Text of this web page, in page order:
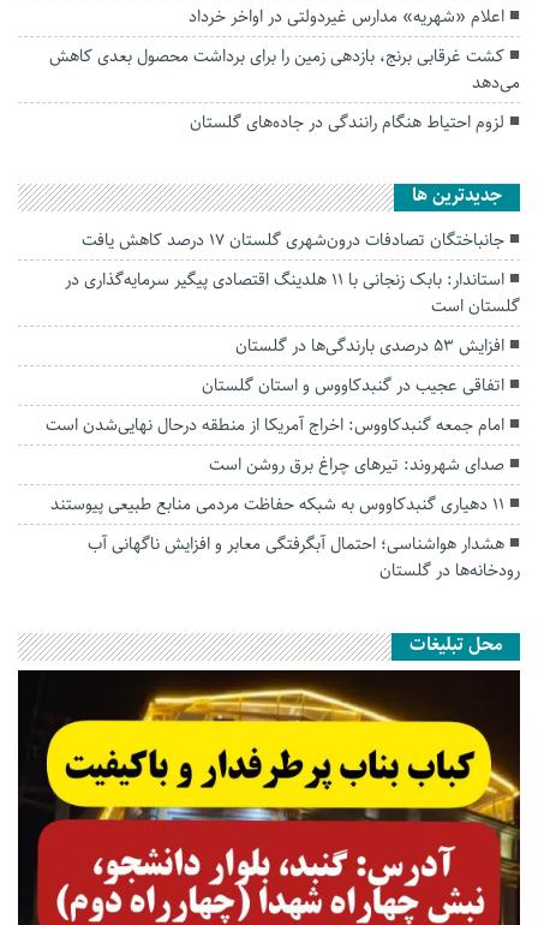
اعلام «شهریه» مدارس غیردولتی در اواخر خرداد
کشت غرقابی برنج، بازدهی زمین را برای برداشت محصول بعدی کاهش
می‌دهد
لزوم احتیاط هنگام رانندگی در جاده‌های گلستان
جديدترين ها
جانباختگان تصادفات درون‌شهری گلستان ۱۷ درصد کاهش یافت
استاندار: بابک زنجانی با ۱۱ هلدینگ اقتصادی پیگیر سرمایه‌گذاری در
گلستان است
افزایش ۵۳ درصدی بارندگی‌ها در گلستان
اتفاقی عجیب در‌ گنبدکاووس و استان گلستان
امام جمعه گنبدکاووس: اخراج آمریکا از منطقه درحال نهایی‌شدن است
صدای شهروند: تیرهای چراغ برق روشن است
۱۱ دهیاری گنبدکاووس به شبکه حفاظت مردمی منابع طبیعی پیوستند
هشدار هواشناسی؛ احتمال آبگرفتگی معابر و افزایش ناگهانی آب
رودخانه‌ها در گلستان
محل تبلیغات